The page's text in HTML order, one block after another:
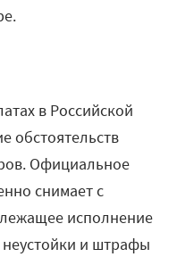
в Российской
обстоятельств
Официальное
снимает с
исполнение
неустойки и штрафы